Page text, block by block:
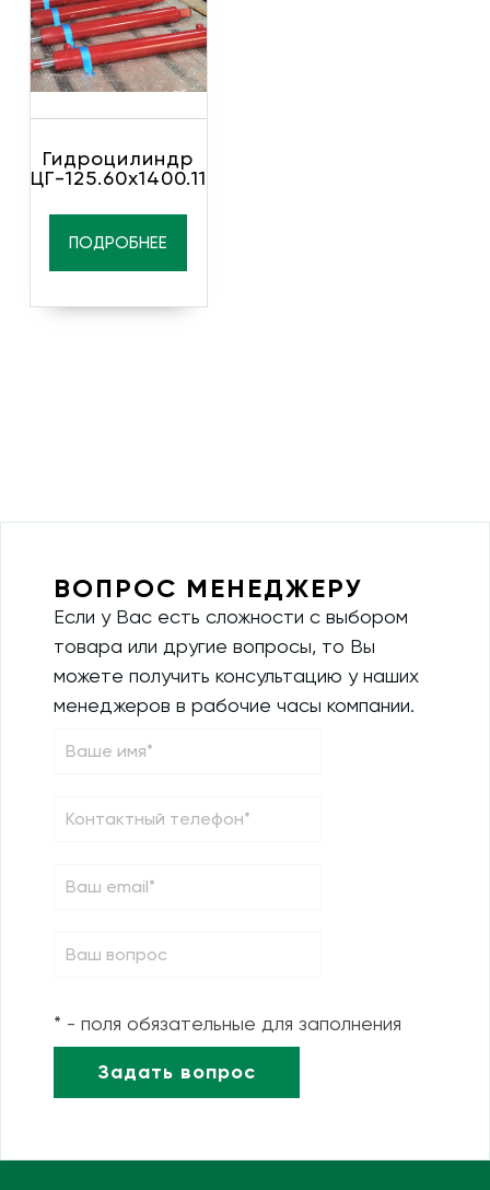
Гидроцилиндр
ЦГ-125.60х1400.11
ПОДРОБНЕЕ
ВОПРОС МЕНЕДЖЕРУ
Если у Вас есть сложности с выбором
товара или другие вопросы, то Вы
можете получить консультацию у наших
менеджеров в рабочие часы компании.
* - поля обязательные для заполнения